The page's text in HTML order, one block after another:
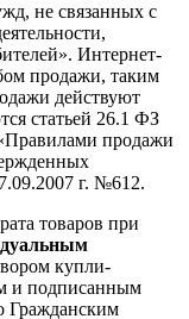
не связанных с
Интернет-
продажи, таким
действуют
статьей 26.1 ФЗ
продажи
г. №612.
товаров при
купли-
и подписанным
Гражданским